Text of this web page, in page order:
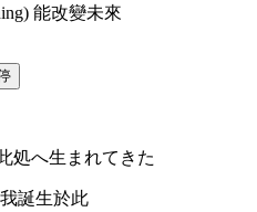
能改變未來
処へ生まれてきた
誕生於此